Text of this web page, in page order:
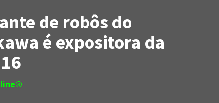
de robôs do
é expositora da